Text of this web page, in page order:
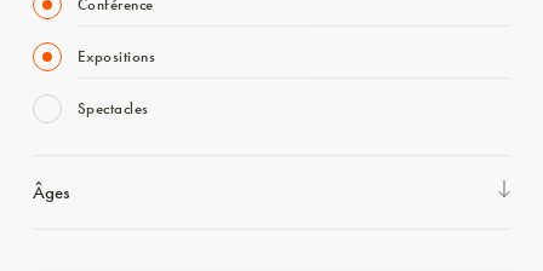
Conférence
Expositions
Spectacles
Âges